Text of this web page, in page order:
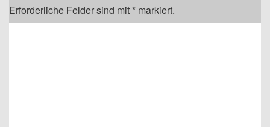
Erforderliche Felder sind mit * markiert.